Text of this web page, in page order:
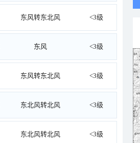
东风转东北风 <3级
东风 <3级
东风转东北风 <3级
东北风转北风 <3级
东北风转北风 <3级